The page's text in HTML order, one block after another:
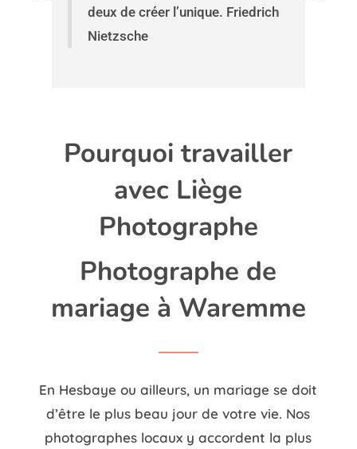
deux de créer l’unique. Friedrich
Nietzsche
Pourquoi travailler
avec Liège
Photographe
Photographe de
mariage à Waremme
En Hesbaye ou ailleurs, un mariage se doit
d’être le plus beau jour de votre vie. Nos
photographes locaux y accordent la plus